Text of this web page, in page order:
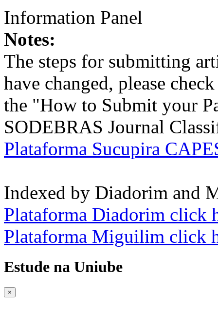
Information Panel
Notes:
The steps for submitting
have changed, please
the "How to Submit your
SODEBRAS Journal
Plataforma Sucupira
Indexed by Diadorim and
Plataforma Diadorim click
Plataforma Miguilim click
Estude na Uniube
×